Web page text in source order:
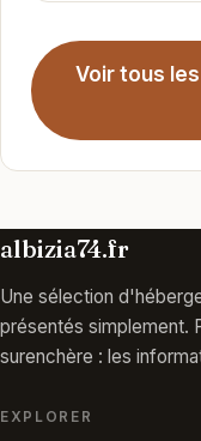
Voir tous
albizia74.fr
Une sélection
présentés simplement.
surenchère : les
EXPLORER